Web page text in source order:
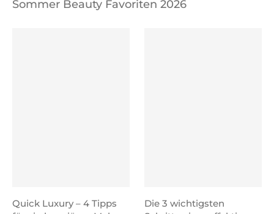
Sommer Beauty Favoriten 2026
Quick Luxury – 4 Tipps
Die 3 wichtigsten